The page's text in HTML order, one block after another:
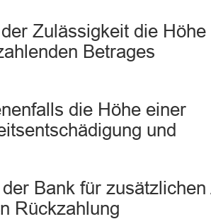
Zulässigkeit die Höhe
Betrages
die Höhe einer
und
Bank für
Rückzahlung